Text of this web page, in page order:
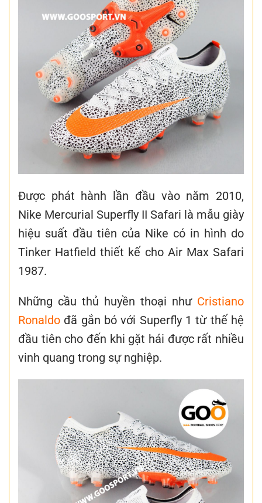
Được phát hành lần đầu vào năm 2010,
Nike Mercurial Superfly II Safari là mẫu giày
hiệu suất đầu tiên của Nike có in hình do
Tinker Hatfield thiết kế cho Air Max Safari
1987.
Những cầu thủ huyền thoại như Cristiano
Ronaldo đã gắn bó với Superfly 1 từ thế hệ
đầu tiên cho đến khi gặt hái được rất nhiều
vinh quang trong sự nghiệp.